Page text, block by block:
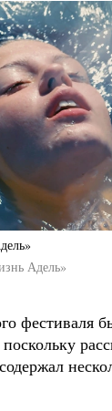
Адель»
фестиваля